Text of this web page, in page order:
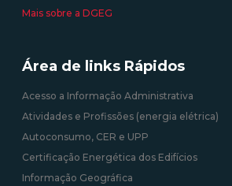
Mais sobre a DGEG
Área de links Rápidos
Acesso a Informação Administrativa
Atividades e Profissões (energia elétrica)
Autoconsumo, CER e UPP
Certificação Energética dos Edifícios
Informação Geográfica